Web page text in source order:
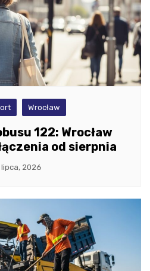
Wrocław
122: Wrocław
od sierpnia
2026